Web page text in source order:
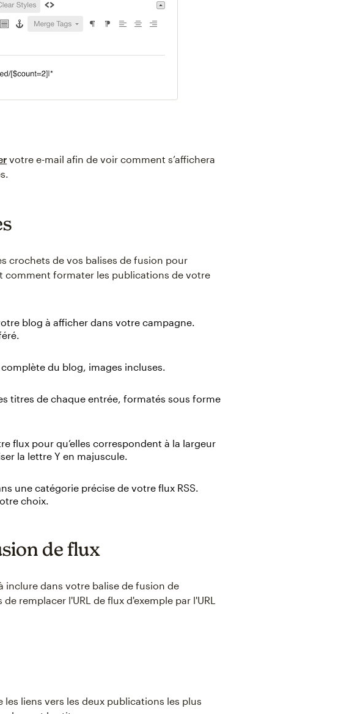
votre e-mail afin de voir comment s’affichera
crochets de vos balises de fusion pour
comment formater les publications de votre
blog à afficher dans votre campagne.
du blog, images incluses.
titres de chaque entrée, formatés sous forme
flux pour qu’elles correspondent à la largeur
la lettre Y en majuscule.
une catégorie précise de votre flux RSS.
choix.
de flux
inclure dans votre balise de fusion de
remplacer l'URL de flux d'exemple par l'URL
liens vers les deux publications les plus